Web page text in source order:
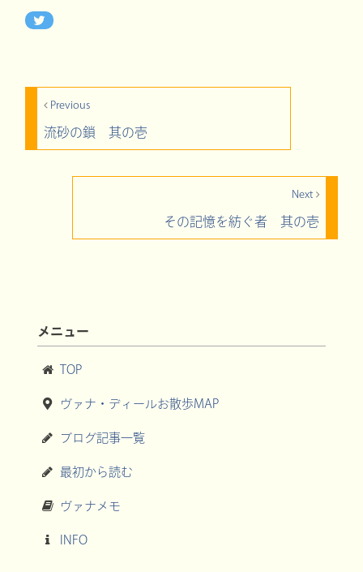
Previous
流砂の鎖 其の壱
Next
その記憶を紡ぐ者 其の壱
メニュー
TOP
ヴァナ・ディールお散歩MAP
ブログ記事一覧
最初から読む
ヴァナメモ
INFO